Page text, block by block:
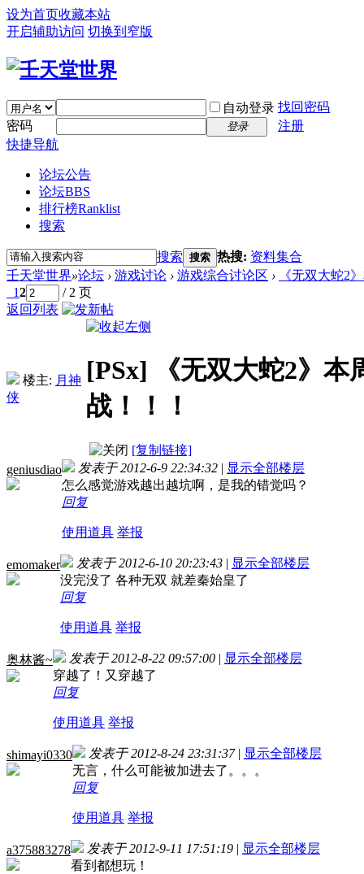
设为首页收藏本站
开启辅助访问 切换到窄版
自动登录 找回密码
密码
登录
注册
快捷导航
论坛公告
论坛BBS
排行榜Ranklist
搜索
搜索 搜索 热搜: 资料集合
壬天堂世界»论坛 › 游戏讨论 › 游戏综合讨论区 ›
《无双大蛇2
12
/ 2 页
返回列表
楼主: 月神
侠
[PSx]
《无双大蛇2》
战！！！
[复制链接]
geniusdiao
发表于 2012-6-9 22:34:32 | 显示全部楼层
怎么感觉游戏越出越坑啊，是我的错觉吗？
回复
使用道具 举报
emomaker 发表于 2012-6-10 20:23:43 | 显示全部楼层
没完没了 各种无双 就差秦始皇了
回复
使用道具 举报
奥林酱~ 发表于 2012-8-22 09:57:00 | 显示全部楼层
穿越了！又穿越了
回复
使用道具 举报
shimayi0330 发表于 2012-8-24 23:31:37 | 显示全部楼层
无言，什么可能被加进去了。。。
回复
使用道具 举报
a375883278 发表于 2012-9-11 17:51:19 | 显示全部楼层
看到都想玩！